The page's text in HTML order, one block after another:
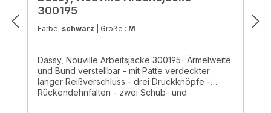
300195
Farbe: schwarz Größe : M
Dassy, Nouville Arbeitsjacke 300195- Ärmelweite
und Bund verstellbar - mit Patte verdeckter
langer Reißverschluss - drei Druckknöpfe -
Rückendehnfalten - zwei Schub- und